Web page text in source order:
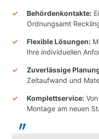
Behördenkontakte:
Ordnungsamt
Flexible Lösungen:
Ihre individuellen
Zuverlässige
Zeitaufwand und
Komplettservice:
Montage am neuen